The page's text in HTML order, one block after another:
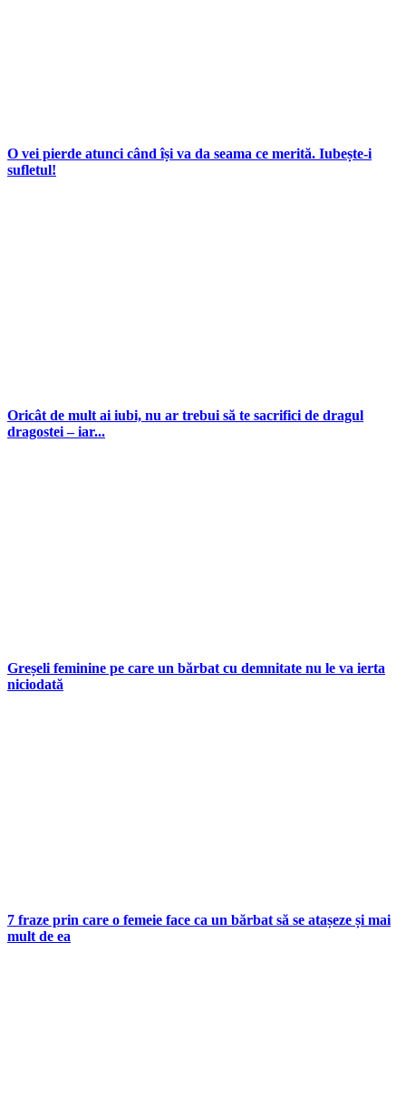
O vei pierde atunci când își va da seama ce merită. Iubește-i
sufletul!
Oricât de mult ai iubi, nu ar trebui să te sacrifici de dragul
dragostei – iar...
Greșeli feminine pe care un bărbat cu demnitate nu le va ierta
niciodată
7 fraze prin care o femeie face ca un bărbat să se atașeze și mai
mult de ea